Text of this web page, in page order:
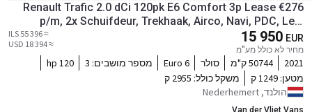
Renault Trafic 2.0 dCi 120pk E6 Comfort 3p Lease €276
p/m, 2x Schuifdeur, Trekhaak, Airco, Navi, PDC, Led,
Cruise controle, Onderhoudshistorie aanwezig
15 950 EUR
מחיר לא כולל מע"מ
≈ 55 396 ILS
≈ 18 394 USD
2021 50744 ק"מ סולר Euro 6 מספר מושבים: 3
120 hp
מטען: 1249 ק משקל כולל: 2955 ק
הולנד, Nederhemert
Van der Vliet Vans